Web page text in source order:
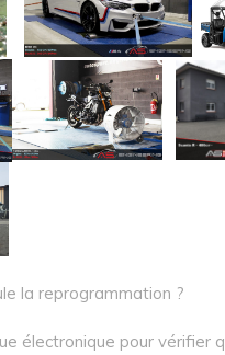
la reprogrammation ?
électronique pour vérifier